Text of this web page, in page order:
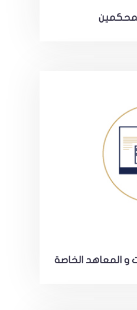
و المعاهد الخاصة